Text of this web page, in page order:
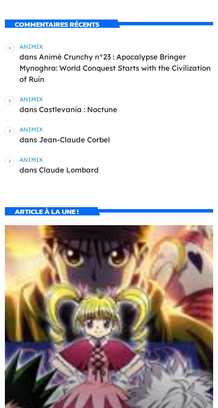
COMMENTAIRES RÉCENTS
ANIMIX
dans Animé Crunchy n°23 : Apocalypse Bringer
Mynoghra: World Conquest Starts with the Civilization
of Ruin
ANIMIX
dans Castlevania : Noctune
ANIMIX
dans Jean-Claude Corbel
ANIMIX
dans Claude Lombard
ARTICLE À LA UNE !